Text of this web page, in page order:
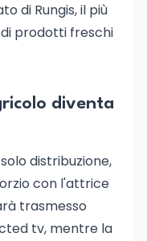
di Rungis, il più
prodotti freschi
diventa
distribuzione,
con l'attrice
trasmesso
tv, mentre la